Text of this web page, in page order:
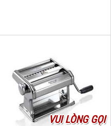
VUI LÒNG GỌI